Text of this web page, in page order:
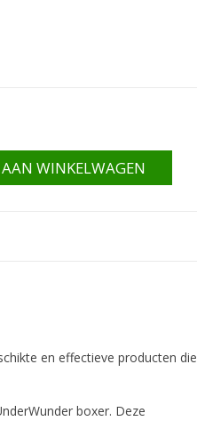
WINKELWAGEN
en effectieve producten die
boxer. Deze